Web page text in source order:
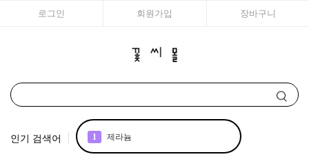
로그인 회원가입 장바구니
인기 검색어 2 국화